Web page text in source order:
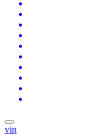
vin